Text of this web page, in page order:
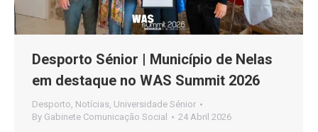
Desporto Sénior | Município de Nelas
em destaque no WAS Summit 2026
Desporto, Notícias, Universidade Sénior
By Gabinete Comunicação Social 24 Abril 2026